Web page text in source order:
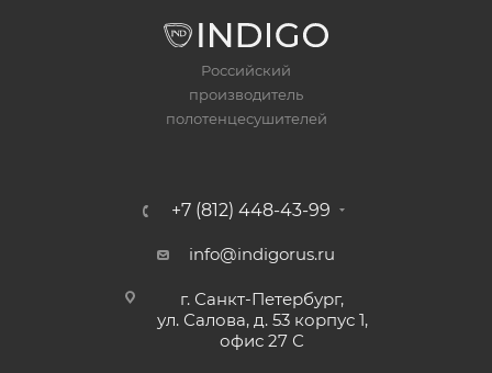
Российский
производитель
полотенцесушителей
+7 (812) 448-43-99
info@indigorus.ru
г. Санкт-Петербург,
ул. Салова, д. 53 корпус 1,
офис 27 С